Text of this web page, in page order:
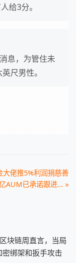
给3分。
息，为管住未
尺男性。
大佬推5%利润捐慈善
AUM已承诺跟进... »
块链周直言，当局
绑架和扳手攻击